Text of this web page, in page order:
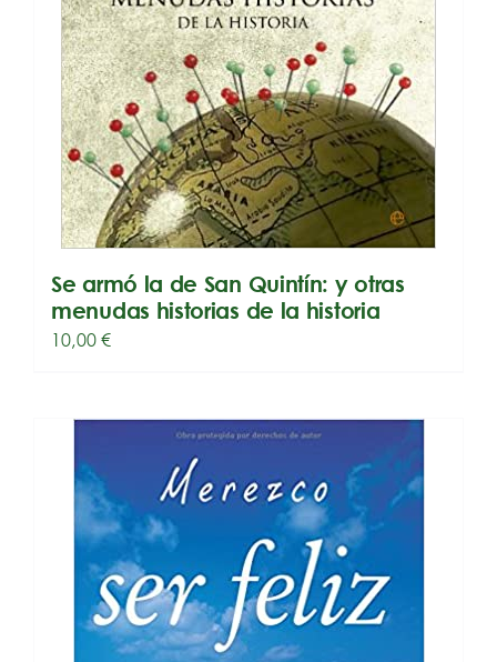
Se armó la de San Quintín: y otras
menudas historias de la historia
10,00€